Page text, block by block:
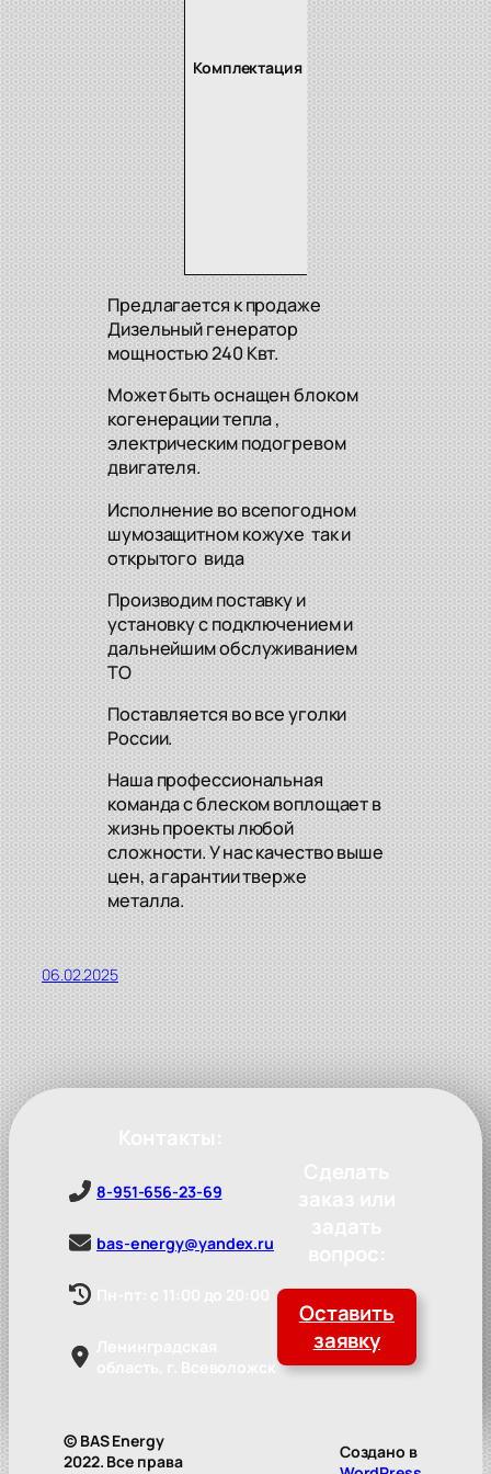
Комплектация
5
6
7
8
9
10
Предлагается к продаже
Дизельный генератор
мощностью 240 Квт.
Может быть оснащен блоком
когенерации тепла ,
электрическим подогревом
двигателя.
Исполнение во всепогодном
шумозащитном кожухе так и
открытого вида
Производим поставку и
установку с подключением и
дальнейшим обслуживанием
ТО
Поставляется во все уголки
России.
Наша профессиональная
команда с блеском воплощает в
жизнь проекты любой
сложности. У нас качество выше
цен, а гарантии тверже
металла.
06.02.2025
8-951-656-23-69
bas-energy@yandex.ru
Оставить
заявку
© BAS Energy
2022. Все права
Создано в